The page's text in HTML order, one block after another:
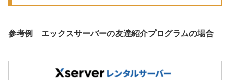
参考例 エックスサーバーの友達紹介プログラムの場合